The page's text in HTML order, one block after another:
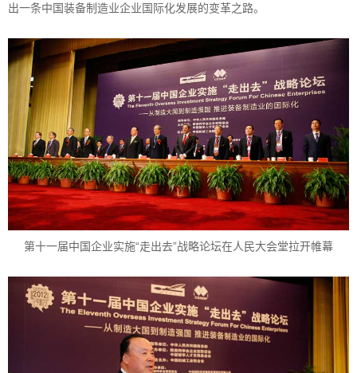
出一条中国装备制造业企业国际化发展的变革之路。
第十一届中国企业实施“走出去”战略论坛在人民大会堂拉开帷幕